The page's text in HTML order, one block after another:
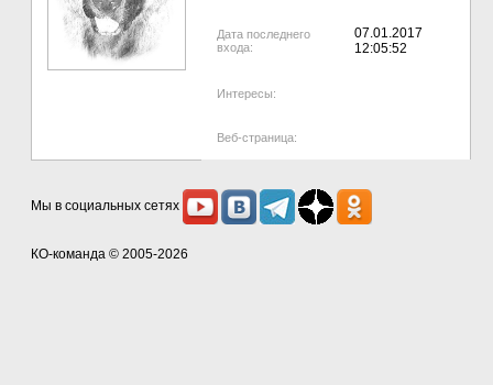
Дата последнего
входа:
07.01.2017
12:05:52
Интересы:
Веб-страница:
Мы в социальных сетях
КО-команда © 2005-2026